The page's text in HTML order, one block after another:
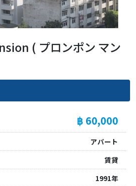
( プロンポン マン
฿ 60,000
アパート
賃貸
1991年